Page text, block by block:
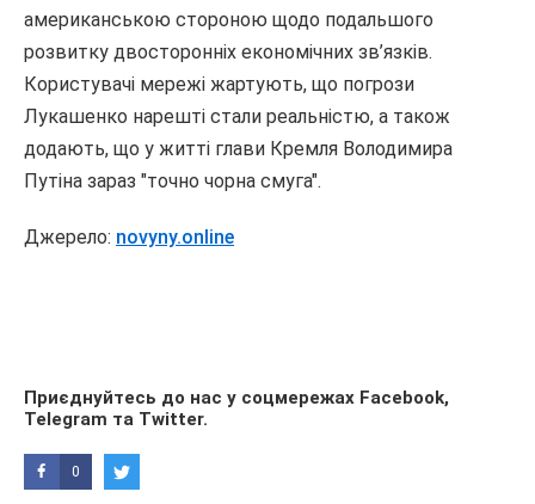
американською стороною щодо подальшого
розвитку двосторонніх економічних зв’язків.
Користувачі мережі жартують, що погрози
Лукашенко нарешті стали реальністю, а також
додають, що у житті глави Кремля Володимира
Путіна зараз "точно чорна смуга".
Джерело: novyny.online
Приєднуйтесь до нас у соцмережах Facebook,
Telegram та Twitter.
0